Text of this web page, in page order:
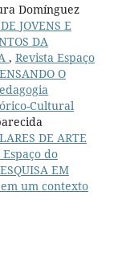
Domínguez
JOVENS E
DA
, Revista Espaço
O
Cultural
DE ARTE
do
EM
em um contexto